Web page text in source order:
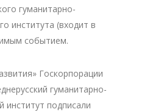
гуманитарно-
института (входит в
событием.
Госкорпорации
гуманитарно-
институт подписали